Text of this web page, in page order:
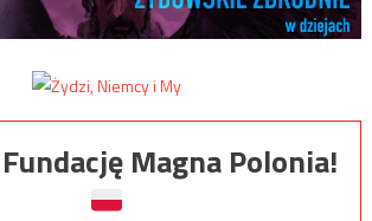
Magna Polonia!